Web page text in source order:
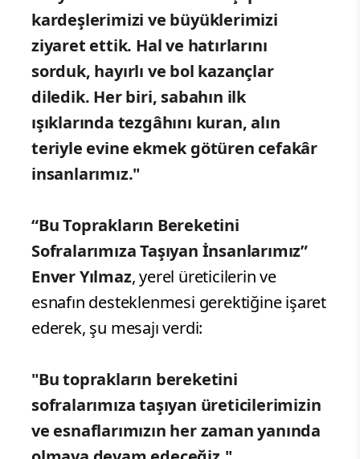
İYİ Parti Genel Başkan Yardımcısı
Enver Yılmaz
, Ordu’nun Altınordu
ilçesinde köy ürünleri satan pazarcıları
sohbet eden Yılmaz, üreticilerin ve
emekçi pazarcıların yanında olduklarını
vurguladı.
Yılmaz, yaptığı açıklamada şu
ifadeleri kullandı:
"Köy ürünleri satan emekçi pazarcı
kardeşlerimizi ve büyüklerimizi
ziyaret ettik. Hal ve hatırlarını
sorduk, hayırlı ve bol kazançlar